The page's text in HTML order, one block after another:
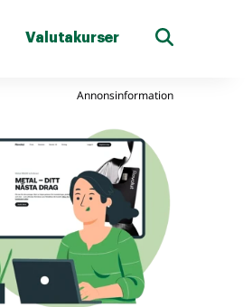
Valutakurser
Annonsinformation